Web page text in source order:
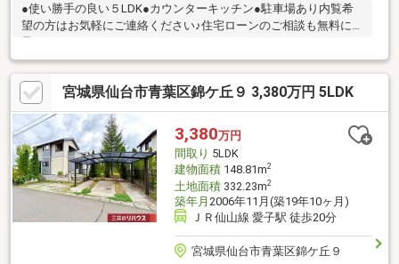
●使い勝手の良い５LDK●カウンターキッチン●駐車場あり内覧希
望の方はお気軽にご連絡ください♪住宅ローンのご相談も無料にて
承ります。
宮城県仙台市青葉区錦ケ丘９ 3,380万円 5LDK
3,380万円
間取り 5LDK
建物面積148.81m2
土地面積332.23m2
築年月 2006年11月(築19年10ヶ月)
ＪＲ仙山線 愛子駅 徒歩20分
宮城県仙台市青葉区錦ケ丘９